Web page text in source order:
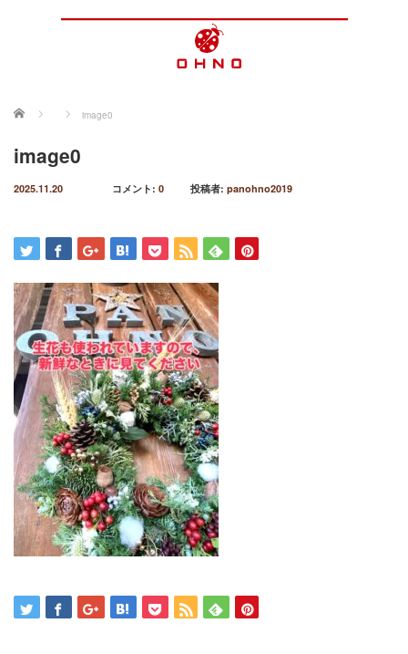
ホーム image0
image0
2025.11.20 コメント: 0 投稿者: panohno2019